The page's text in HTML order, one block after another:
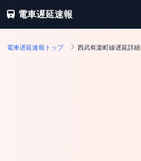
電車遅延速報
電車遅延速報トップ 西武有楽町線遅延詳細